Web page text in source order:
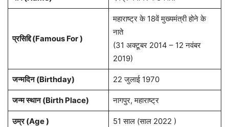
प्रसिद्दि (Famous For )
महाराष्ट्र के 18वें मुख्यमंत्री होने के
नाते
(31 अक्टूबर 2014 – 12 नवंबर
2019)
जन्मदिन (Birthday) 22 जुलाई 1970
जन्म स्थान (Birth Place) नागपुर, महाराष्ट्र
उम्र (Age ) 51 साल (साल 2022 )